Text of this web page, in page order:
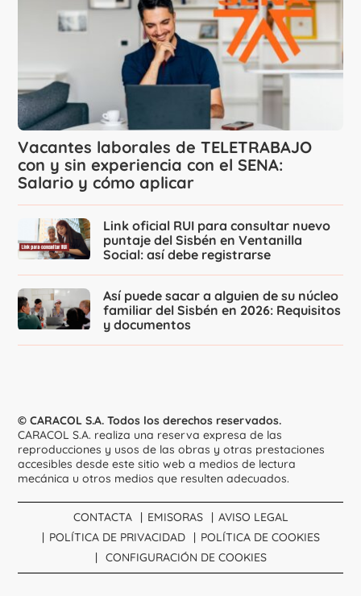
Vacantes laborales de TELETRABAJO
con y sin experiencia con el SENA:
Salario y cómo aplicar
Link oficial RUI para consultar nuevo
puntaje del Sisbén en Ventanilla
Social: así debe registrarse
Así puede sacar a alguien de su núcleo
familiar del Sisbén en 2026: Requisitos
y documentos
© CARACOL S.A. Todos los derechos reservados.
CARACOL S.A. realiza una reserva expresa de las
reproducciones y usos de las obras y otras prestaciones
accesibles desde este sitio web a medios de lectura
mecánica u otros medios que resulten adecuados.
CONTACTA EMISORAS
AVISO LEGAL
POLÍTICA DE PRIVACIDAD
POLÍTICA DE COOKIES
CONFIGURACIÓN DE COOKIES